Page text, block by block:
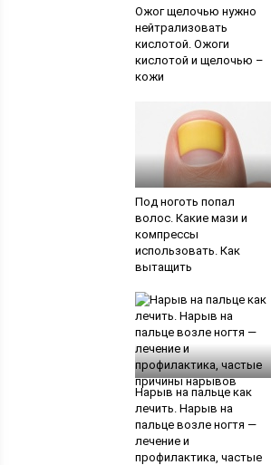
Ожог щелочью нужно
нейтрализовать
кислотой. Ожоги
кислотой и щелочью –
кожи
Под ноготь попал
волос. Какие мази и
компрессы
использовать. Как
вытащить
из пальца
Нарыв на пальце как
лечить. Нарыв на
пальце возле ногтя —
лечение и
профилактика, частые